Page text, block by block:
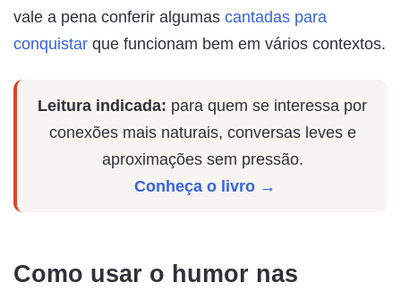
vale a pena conferir algumas cantadas para
conquistar que funcionam bem em vários contextos.
Leitura indicada: para quem se interessa por
conexões mais naturais, conversas leves e
aproximações sem pressão.
Conheça o livro →
Como usar o humor nas